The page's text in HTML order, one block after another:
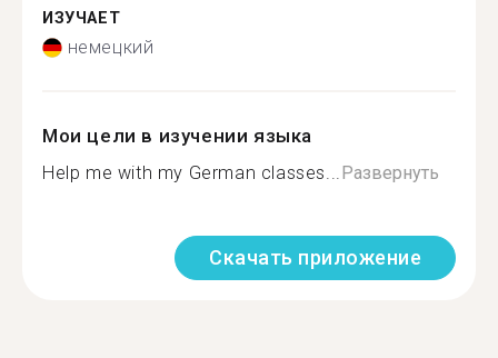
ИЗУЧАЕТ
немецкий
Мои цели в изучении языка
Help me with my German classes...Развернуть
Скачать приложение